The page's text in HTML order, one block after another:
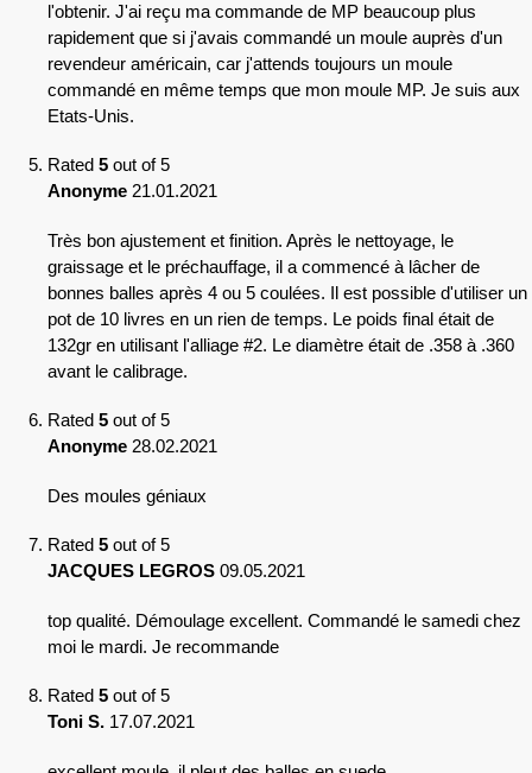
l'obtenir. J'ai reçu ma commande de MP beaucoup plus
rapidement que si j'avais commandé un moule auprès d'un
revendeur américain, car j'attends toujours un moule
commandé en même temps que mon moule MP. Je suis aux
Etats-Unis.
Rated 5 out of 5
Anonyme 21.01.2021
Très bon ajustement et finition. Après le nettoyage, le
graissage et le préchauffage, il a commencé à lâcher de
bonnes balles après 4 ou 5 coulées. Il est possible d'utiliser un
pot de 10 livres en un rien de temps. Le poids final était de
132gr en utilisant l'alliage #2. Le diamètre était de .358 à .360
avant le calibrage.
Rated 5 out of 5
Anonyme 28.02.2021
Des moules géniaux
Rated 5 out of 5
JACQUES LEGROS 09.05.2021
top qualité. Démoulage excellent. Commandé le samedi chez
moi le mardi. Je recommande
Rated 5 out of 5
Toni S. 17.07.2021